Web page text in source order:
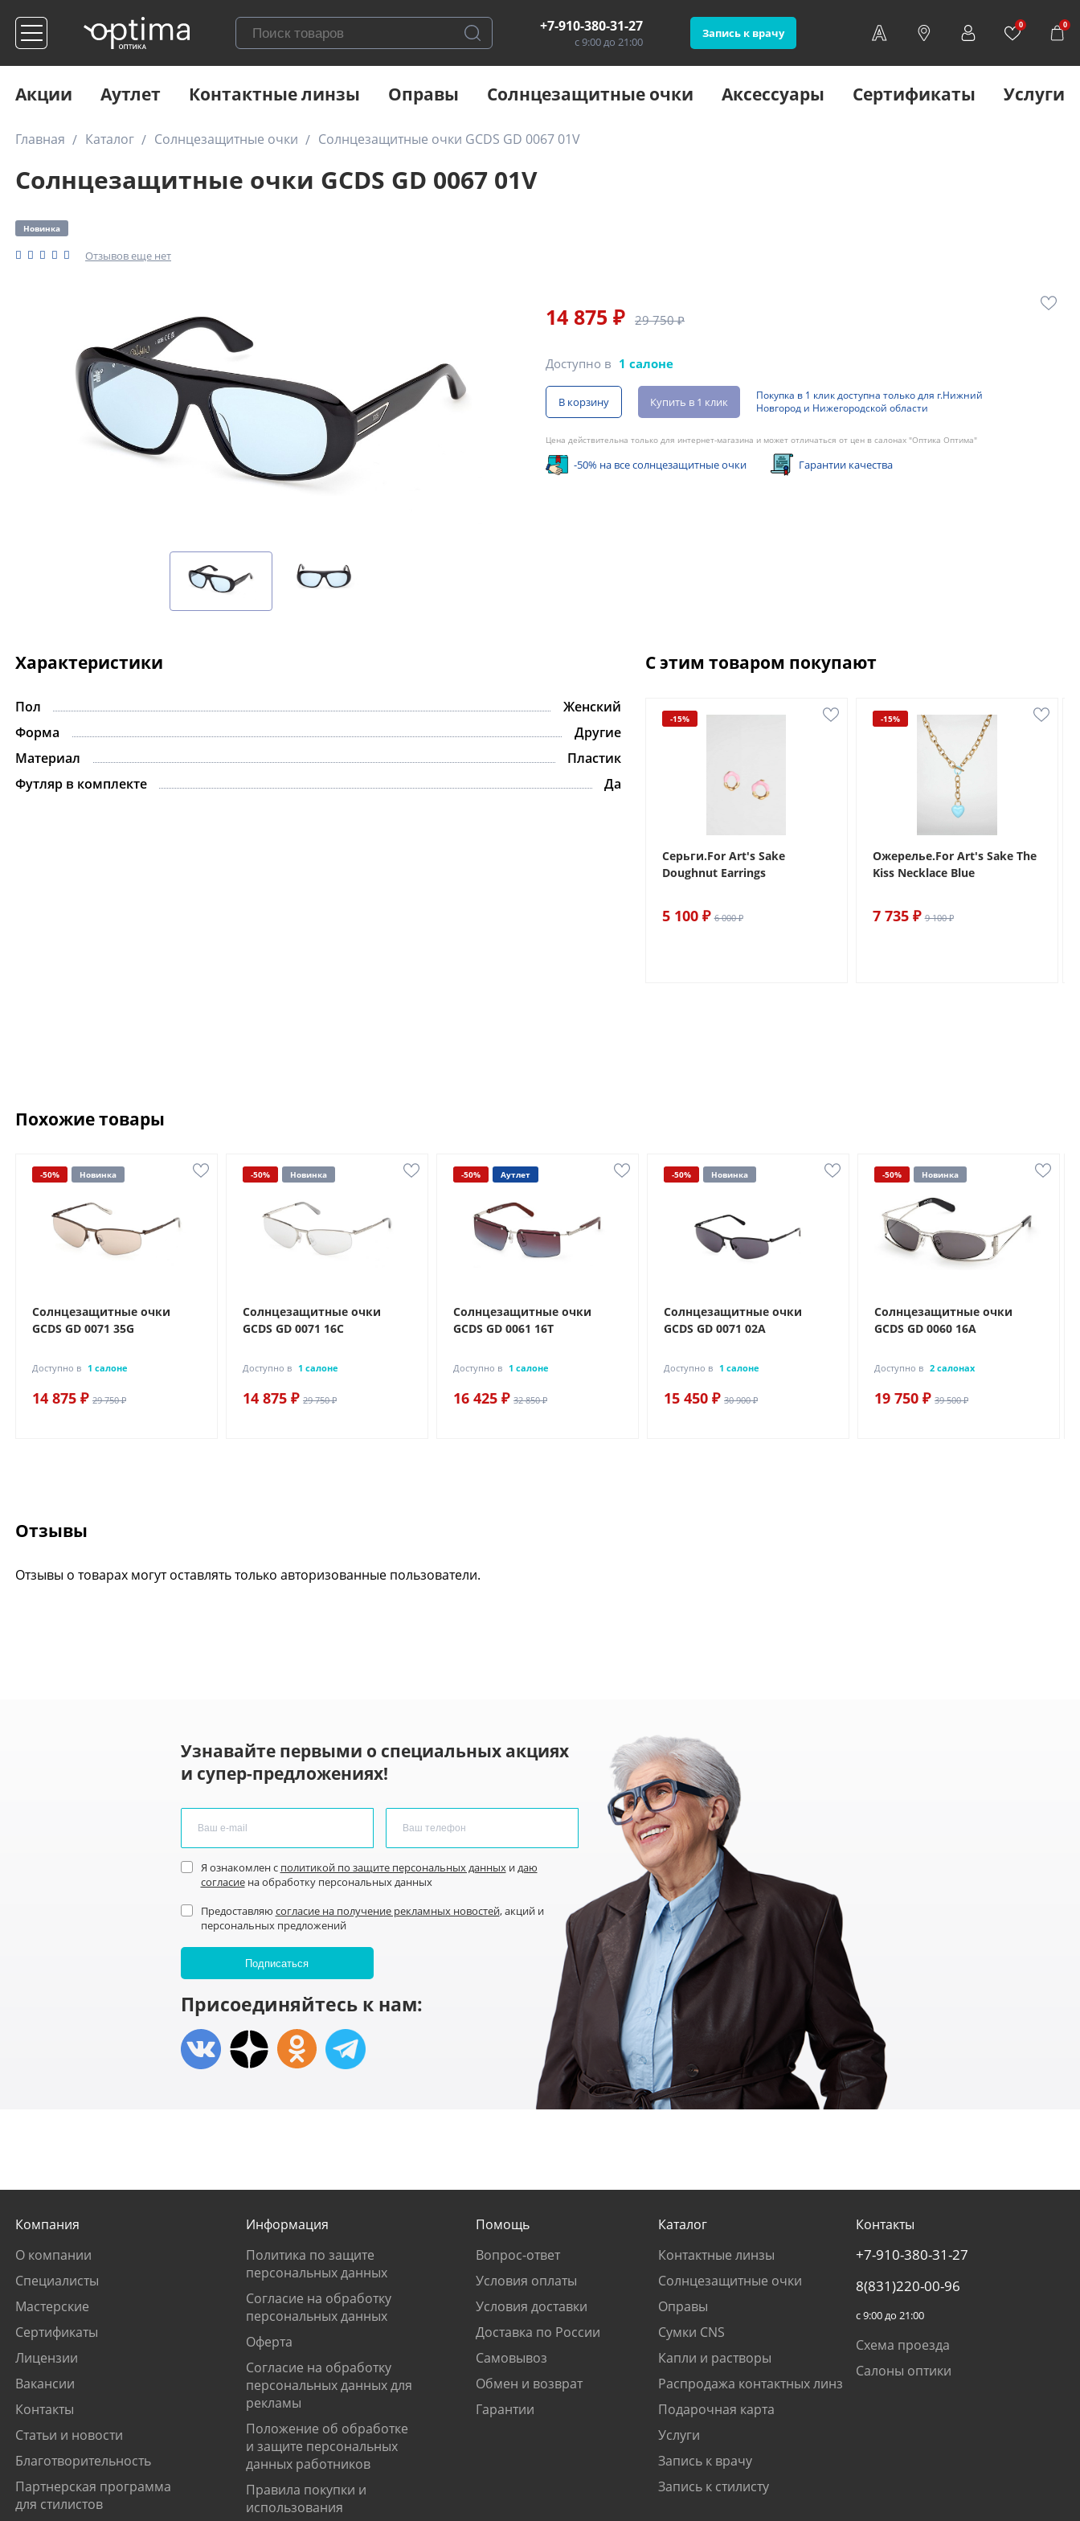
+7-910-380-31-27
с 9:00 до 21:00
Запись к врачу
0 0
Акции Аутлет Контактные линзы Оправы Солнцезащитные очки Аксессуары Сертификаты Услуги
Главная Каталог Солнцезащитные очки Солнцезащитные очки GCDS GD 0067 01V
Солнцезащитные очки GCDS GD 0067 01V
Новинка
Отзывов еще нет
14 875 ₽ 29 750 ₽
Доступно в 1 салоне
В корзину Купить в 1 клик
Покупка в 1 клик доступна только для г.Нижний
Новгород и Нижегородской области
Цена действительна только для интернет-магазина и может отличаться от цен в салонах "Оптика Оптима"
-50% на все солнцезащитные очки Гарантии качества
Характеристики
Пол
Женский
Форма
Другие
Материал
Пластик
Футляр в комплекте
Да
С этим товаром покупают
-15%
Серьги.For Art's Sake
Doughnut Earrings
5 100 ₽ 6 000 ₽
-15%
Ожерелье.For Art's Sake The
Kiss Necklace Blue
7 735 ₽ 9 100 ₽
Похожие товары
-50% Новинка
Солнцезащитные очки
GCDS GD 0071 35G
Доступно в 1 салоне
14 875 ₽ 29 750 ₽
-50% Новинка
Солнцезащитные очки
GCDS GD 0071 16C
Доступно в 1 салоне
14 875 ₽ 29 750 ₽
-50% Аутлет
Солнцезащитные очки
GCDS GD 0061 16T
Доступно в 1 салоне
16 425 ₽ 32 850 ₽
-50% Новинка
Солнцезащитные очки
GCDS GD 0071 02A
Доступно в 1 салоне
15 450 ₽ 30 900 ₽
-50% Новинка
Солнцезащитные очки
GCDS GD 0060 16A
Доступно в 2 салонах
19 750 ₽ 39 500 ₽
Отзывы
Отзывы о товарах могут оставлять только авторизованные пользователи.
Узнавайте первыми о специальных акциях
и супер-предложениях!
Я ознакомлен с политикой по защите персональных данныхидаю
согласиена обработку персональных данных
Предоставляю согласие на получение рекламных новостей, акций и
персональных предложений
Присоединяйтесь к нам:
Компания
О компании
Специалисты
Мастерские
Сертификаты
Лицензии
Вакансии
Контакты
Статьи и новости
Благотворительность
Партнерская программа
для стилистов
Информация
Политика по защите
персональных данных
Согласие на обработку
персональных данных
Оферта
Согласие на обработку
персональных данных для
рекламы
Положение об обработке
и защите персональных
данных работников
Правила покупки и
использования
Помощь
Вопрос-ответ
Условия оплаты
Условия доставки
Доставка по России
Самовывоз
Обмен и возврат
Гарантии
Каталог
Контактные линзы
Солнцезащитные очки
Оправы
Сумки CNS
Капли и растворы
Распродажа контактных линз
Подарочная карта
Услуги
Запись к врачу
Запись к стилисту
Контакты
+7-910-380-31-27
8(831)220-00-96
с 9:00 до 21:00
Схема проезда
Салоны оптики